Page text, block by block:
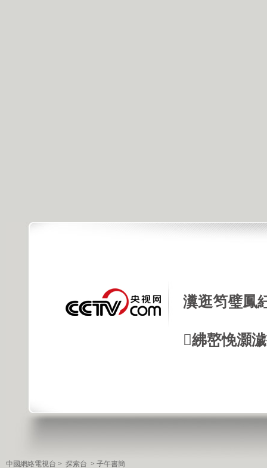
瀵逛笉璧鳳
紼嶅悗灝
中國網絡電視台 > 探索台 > 子午書簡